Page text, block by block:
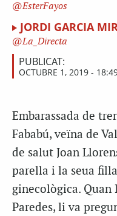
EsterFayos
JORDI GARCIA
La_Directa
PUBLICAT:
OCTUBRE 1, 2019 -
Embarassada de
Fababú, veïna de
de salut Joan
parella i la seua
ginecològica. Quan
Paredes, li va